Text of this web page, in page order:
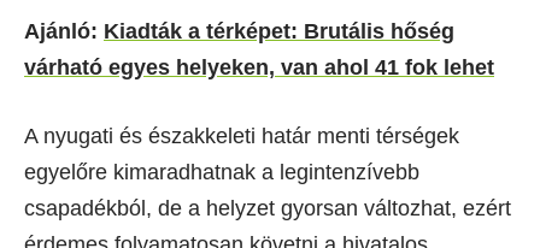
Ajánló: Kiadták a térképet: Brutális hőség
várható egyes helyeken, van ahol 41 fok lehet
A nyugati és északkeleti határ menti térségek
egyelőre kimaradhatnak a legintenzívebb
csapadékból, de a helyzet gyorsan változhat, ezért